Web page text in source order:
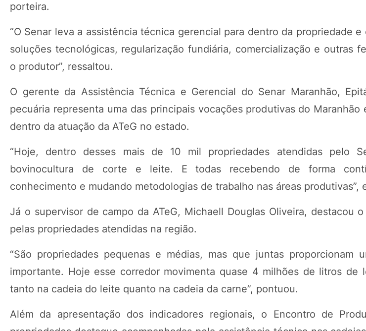
porteira.
“O Senar leva a assistência técnica gerencial para dentro da propriedade
soluções tecnológicas, regularização fundiária, comercialização e outras
o produtor”, ressaltou.
O gerente da Assistência Técnica e Gerencial do Senar Maranhão,
pecuária representa uma das principais vocações produtivas do
dentro da atuação da ATeG no estado.
“Hoje, dentro desses mais de 10 mil propriedades atendidas pelo
bovinocultura de corte e leite. E todas recebendo de forma
conhecimento e mudando metodologias de trabalho nas áreas produtivas”,
Já o supervisor de campo da ATeG, Michaell Douglas Oliveira, destacou
pelas propriedades atendidas na região.
“São propriedades pequenas e médias, mas que juntas proporcionam
importante. Hoje esse corredor movimenta quase 4 milhões de litros de
tanto na cadeia do leite quanto na cadeia da carne”, pontuou.
Além da apresentação dos indicadores regionais, o Encontro de